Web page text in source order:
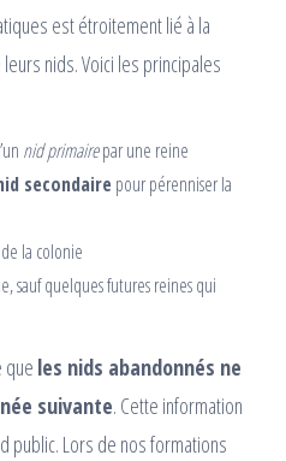
est étroitement lié à la
nids. Voici les principales
nid primairepar une reine
secondaire pour pérenniser la
la colonie
sauf quelques futures reines qui
que les nids abandonnés ne
suivante. Cette information
public. Lors de nos formations